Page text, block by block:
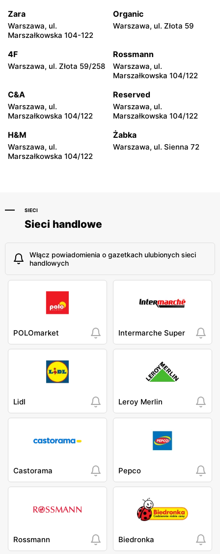
Odido
Pruszków, ul. Sadowa 2
Odido
Odido
Pruszków, ul. Ewy 14a
Odido
Kobyłka, ul. Nadarzyn 8
Pruszków, ul.
Emancypantek 4
Truskaw, ul. 3 Maja 64
Łazy, ul. Łączności 20
Legionowo, ul. Zegrzyńska
27A
Zara
Warszawa, ul.
Marszałkowska 104-122
Organic
Warszawa, ul. Złota 59
4F
Warszawa, ul. Złota 59/258
Rossmann
Warszawa, ul.
Marszałkowska 104/122
C&A
Warszawa, ul.
Marszałkowska 104/122
Reserved
Warszawa, ul.
Marszałkowska 104/122
H&M
Warszawa, ul.
Marszałkowska 104/122
Żabka
Warszawa, ul. Sienna 72
SIECI
Sieci handlowe
Włącz powiadomienia o gazetkach ulubionych sieci
handlowych
POLOmarket Intermarche Super
Lidl Leroy Merlin
Castorama Pepco
Rossmann Biedronka